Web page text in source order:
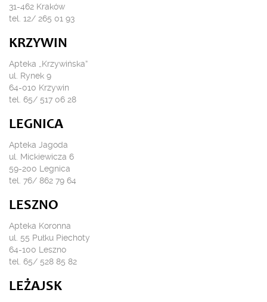
31-462 Kraków
tel. 12/ 265 01 93
KRZYWIN
Apteka „Krzywińska”
ul. Rynek 9
64-010 Krzywin
tel. 65/ 517 06 28
LEGNICA
Apteka Jagoda
ul. Mickiewicza 6
59-200 Legnica
tel. 76/ 862 79 64
LESZNO
Apteka Koronna
ul. 55 Pułku Piechoty
64-100 Leszno
tel. 65/ 528 85 82
LEŻAJSK